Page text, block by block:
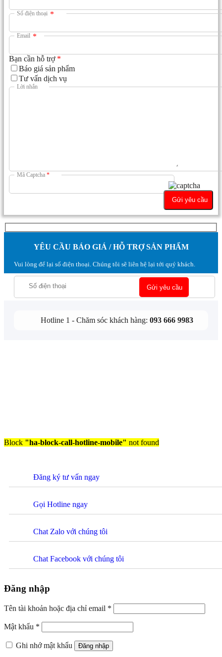
Số điện thoại *
Email *
Bạn cần hỗ trợ *
Báo giá sản phẩm
Tư vấn dịch vụ
Lời nhắn
Mã Captcha *
YÊU CẦU BÁO GIÁ / HỖ TRỢ SẢN PHẨM
Vui lòng để lại số điện thoại. Chúng tôi sẽ liên hệ lại tới quý khách.
Hotline 1 - Chăm sóc khách hàng: 093 666 9983
Block "ha-block-call-hotline-mobile" not found
Đăng ký tư vấn ngay
Gọi Hotline ngay
Chat Zalo với chúng tôi
Chat Facebook với chúng tôi
Đăng nhập
Tên tài khoản hoặc địa chỉ email *
Mật khẩu *
Ghi nhớ mật khẩu Đăng nhập